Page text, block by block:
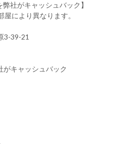
弊社がキャッシュバック】
により異なります。
39-21
がキャッシュバック